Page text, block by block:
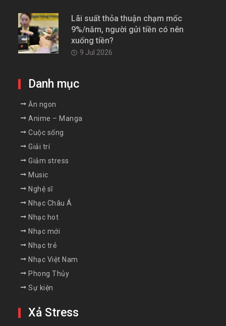
Lãi suất thỏa thuận chạm mốc
9%/năm, người gửi tiền có nên
xuống tiền?
9 Jul 2026
Danh mục
Ăn ngon
Anime – Manga
Cuộc sống
Giải trí
Giảm stress
Music
Nghệ sĩ
Nhạc Châu Á
Nhạc hot
Nhạc mới
Nhạc trẻ
Nhạc Việt Nam
Phong Thủy
Sự kiện
Xả Stress